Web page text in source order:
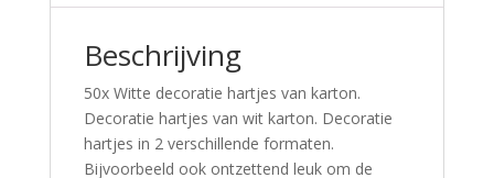
Beschrijving
50x Witte decoratie hartjes van karton.
Decoratie hartjes van wit karton. Decoratie
hartjes in 2 verschillende formaten.
Bijvoorbeeld ook ontzettend leuk om de